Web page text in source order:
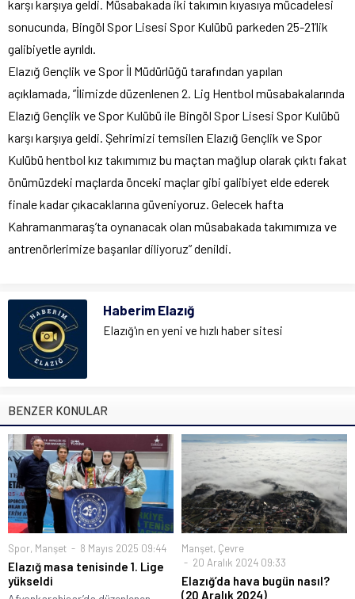
karşı karşıya geldi. Müsabakada iki takımın kıyasıya mücadelesi
sonucunda, Bingöl Spor Lisesi Spor Kulübü parkeden 25-21’lik
galibiyetle ayrıldı.
Elazığ Gençlik ve Spor İl Müdürlüğü tarafından yapılan
açıklamada, ”İlimizde düzenlenen 2. Lig Hentbol müsabakalarında
Elazığ Gençlik ve Spor Kulübü ile Bingöl Spor Lisesi Spor Kulübü
karşı karşıya geldi. Şehrimizi temsilen Elazığ Gençlik ve Spor
Kulübü hentbol kız takımımız bu maçtan mağlup olarak çıktı fakat
önümüzdeki maçlarda önceki maçlar gibi galibiyet elde ederek
finale kadar çıkacaklarına güveniyoruz. Gelecek hafta
Kahramanmaraş’ta oynanacak olan müsabakada takımımıza ve
antrenörlerimize başarılar diliyoruz” denildi.
Haberim Elazığ
Elazığ'ın en yeni ve hızlı haber sitesi
BENZER KONULAR
Spor, Manşet 8 Mayıs 2025 09:44
Elazığ masa tenisinde 1. Lige
yükseldi
Manşet, Çevre
20 Aralık 2024 09:33
Elazığ’da hava bugün nasıl?
(20 Aralık 2024)